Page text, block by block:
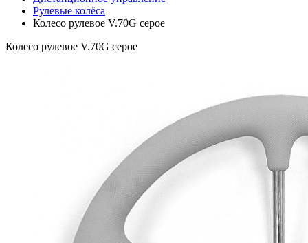
Рулевые колёса
Колесо рулевое V.70G серое
Колесо рулевое V.70G серое